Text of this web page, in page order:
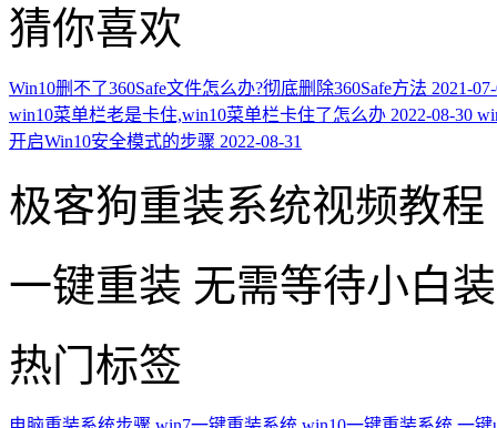
猜你喜欢
Win10删不了360Safe文件怎么办?彻底删除360Safe方法 2021-
win10菜单栏老是卡住,win10菜单栏卡住了怎么办 2022-08-30
开启Win10安全模式的步骤 2022-08-31
极客狗重装系统视频教程
一键重装 无需等待小白
热门标签